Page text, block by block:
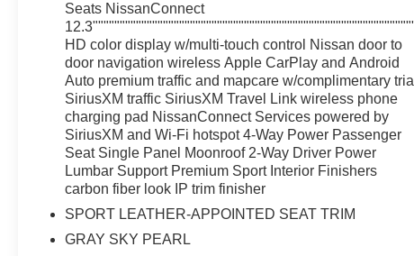
HD color display w/multi-touch control Nissan door to
door navigation wireless Apple CarPlay and Android
Auto premium traffic and mapcare w/complimentary trial
SiriusXM traffic SiriusXM Travel Link wireless phone
charging pad NissanConnect Services powered by
SiriusXM and Wi-Fi hotspot 4-Way Power Passenger
Seat Single Panel Moonroof 2-Way Driver Power
Lumbar Support Premium Sport Interior Finishers
carbon fiber look IP trim finisher
SPORT LEATHER-APPOINTED SEAT TRIM
GRAY SKY PEARL